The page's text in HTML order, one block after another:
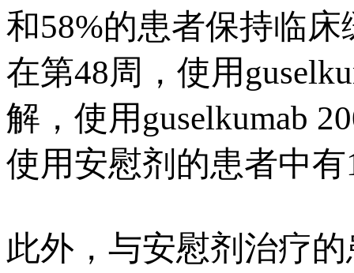
和58%的患者保持临床
在第48周，使用
解，使用guselkumab
使用安慰剂的患者中有
此外，与安慰剂治疗的